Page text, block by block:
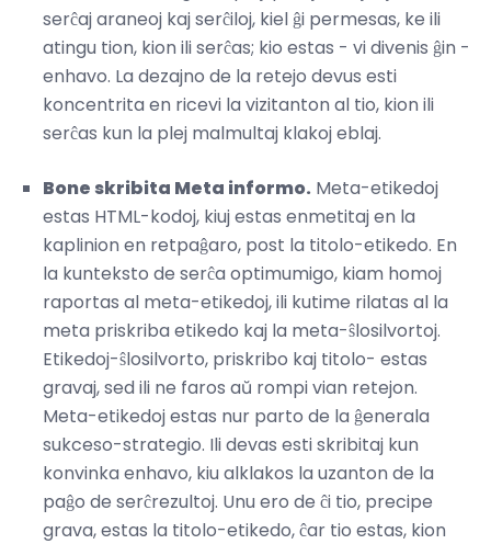
serĉaj araneoj kaj serĉiloj, kiel ĝi permesas, ke ili
atingu tion, kion ili serĉas; kio estas - vi divenis ĝin -
enhavo. La dezajno de la retejo devus esti
koncentrita en ricevi la vizitanton al tio, kion ili
serĉas kun la plej malmultaj klakoj eblaj.
Bone skribita Meta informo. Meta-etikedoj
estas HTML-kodoj, kiuj estas enmetitaj en la
kaplinion en retpaĝaro, post la titolo-etikedo. En
la kunteksto de serĉa optimumigo, kiam homoj
raportas al meta-etikedoj, ili kutime rilatas al la
meta priskriba etikedo kaj la meta-ŝlosilvortoj.
Etikedoj-ŝlosilvorto, priskribo kaj titolo- estas
gravaj, sed ili ne faros aŭ rompi vian retejon.
Meta-etikedoj estas nur parto de la ĝenerala
sukceso-strategio. Ili devas esti skribitaj kun
konvinka enhavo, kiu alklakos la uzanton de la
paĝo de serĉrezultoj. Unu ero de ĉi tio, precipe
grava, estas la titolo-etikedo, ĉar tio estas, kion